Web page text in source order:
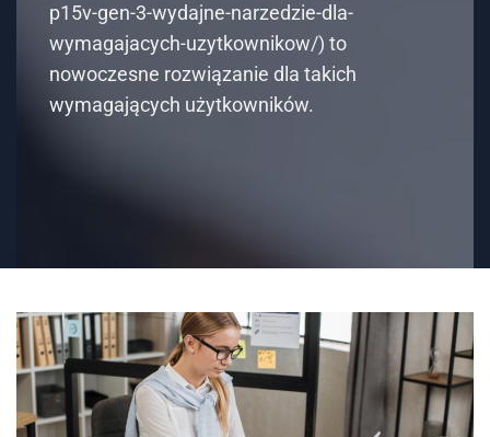
p15v-gen-3-wydajne-narzedzie-dla-
wymagajacych-uzytkownikow/) to
nowoczesne rozwiązanie dla takich
wymagających użytkowników.